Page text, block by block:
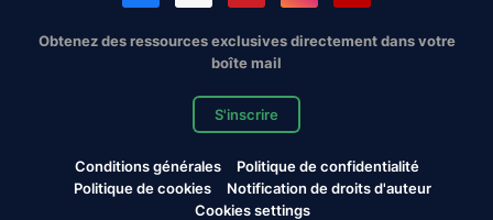
Obtenez des ressources exclusives directement dans votre
boîte mail
S'inscrire
Conditions générales
Politique de confidentialité
Politique de cookies
Notification de droits d'auteur
Cookies settings